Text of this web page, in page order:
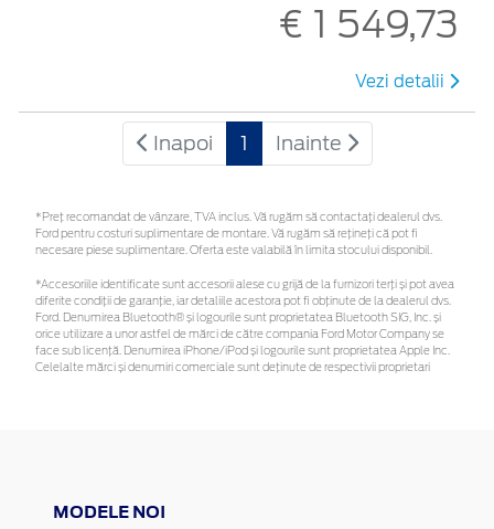
€ 1 549,73
Vezi detalii
Inapoi 1 Inainte
*Preţ recomandat de vânzare, TVA inclus. Vă rugăm să contactaţi dealerul dvs.
Ford pentru costuri suplimentare de montare. Vă rugăm să rețineți că pot fi
necesare piese suplimentare. Oferta este valabilă în limita stocului disponibil.
*Accesoriile identificate sunt accesorii alese cu grijă de la furnizori terți și pot avea
diferite condiții de garanție, iar detaliile acestora pot fi obținute de la dealerul dvs.
Ford. Denumirea Bluetooth® și logourile sunt proprietatea Bluetooth SIG, Inc. și
orice utilizare a unor astfel de mărci de către compania Ford Motor Company se
face sub licență. Denumirea iPhone/iPod și logourile sunt proprietatea Apple Inc.
Celelalte mărci și denumiri comerciale sunt deținute de respectivii proprietari
MODELE NOI